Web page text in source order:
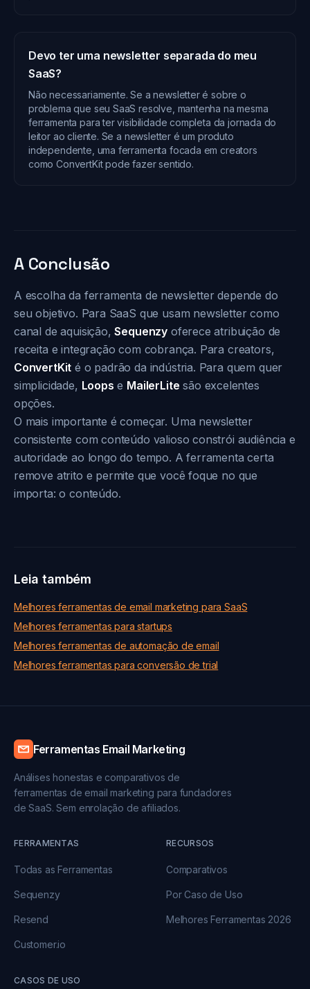
Devo ter uma newsletter separada do meu
SaaS?
Não necessariamente. Se a newsletter é sobre o
problema que seu SaaS resolve, mantenha na mesma
ferramenta para ter visibilidade completa da jornada do
leitor ao cliente. Se a newsletter é um produto
independente, uma ferramenta focada em creators
como ConvertKit pode fazer sentido.
A Conclusão
A escolha da ferramenta de newsletter depende do
seu objetivo. Para SaaS que usam newsletter como
canal de aquisição,Sequenzy oferece atribuição de
receita e integração com cobrança. Para creators,
ConvertKit é o padrão da indústria. Para quem quer
simplicidade, Loops e MailerLite são excelentes
opções.
O mais importante é começar. Uma newsletter
consistente com conteúdo valioso constrói audiência e
autoridade ao longo do tempo. A ferramenta certa
remove atrito e permite que você foque no que
importa: o conteúdo.
Leia também
Melhores ferramentas de email marketing para SaaS
Melhores ferramentas para startups
Melhores ferramentas de automação de email
Melhores ferramentas para conversão de trial
Ferramentas Email Marketing
Análises honestas e comparativos de
ferramentas de email marketing para fundadores
de SaaS. Sem enrolação de afiliados.
FERRAMENTAS
Todas as Ferramentas
Sequenzy
Resend
Customer.io
RECURSOS
Comparativos
Por Caso de Uso
Melhores Ferramentas 2026
CASOS DE USO